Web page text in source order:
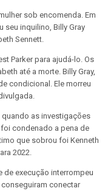
sob encomenda. Em
seu inquilino, Billy Gray
Sennett.
Parker para ajudá-lo. Os
até a morte. Billy Gray,
condicional. Ele morreu
as investigações
foi condenado a pena de
que sobrou foi Kenneth
2022.
execução interrompeu
conectar